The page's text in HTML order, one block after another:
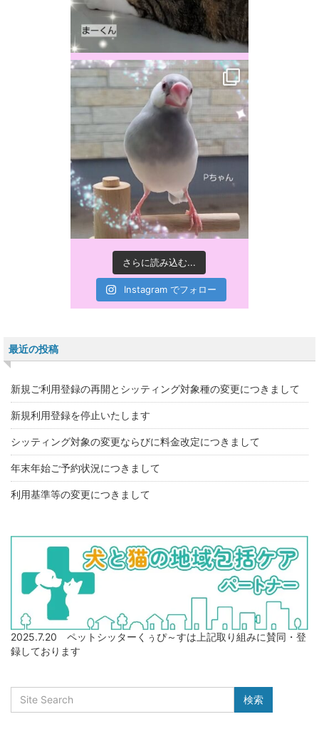
さらに読み込む...
Instagram でフォロー
最近の投稿
新規ご利用登録の再開とシッティング対象種の変更につきまして
新規利用登録を停止いたします
シッティング対象の変更ならびに料金改定につきまして
年末年始ご予約状況につきまして
利用基準等の変更につきまして
2025.7.20 ペットシッターくぅぴ～すは上記取り組みに賛同・登
録しております